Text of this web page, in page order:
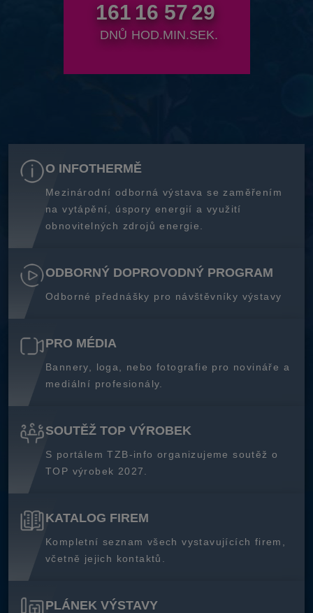
161
DNŮ
16
HOD.
57
MIN.
28
SEK.
O INFOTHERMĚ
Mezinárodní odborná výstava se zaměřením
na vytápění, úspory energií a využití
obnovitelných zdrojů energie.
ODBORNÝ DOPROVODNÝ PROGRAM
Odborné přednášky pro návštěvníky výstavy
PRO MÉDIA
Bannery, loga, nebo fotografie pro novináře a
mediální profesionály.
SOUTĚŽ TOP VÝROBEK
S portálem TZB-info organizujeme soutěž o
TOP výrobek 2027.
KATALOG FIREM
Kompletní seznam všech vystavujících firem,
včetně jejich kontaktů.
PLÁNEK VÝSTAVY